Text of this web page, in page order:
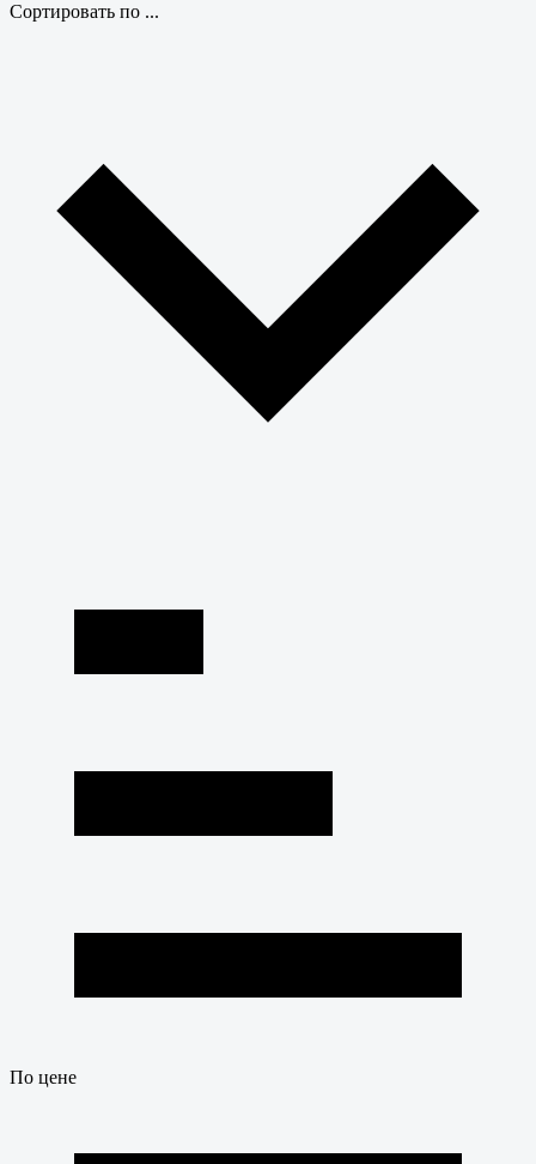
Сортировать по ...
По цене